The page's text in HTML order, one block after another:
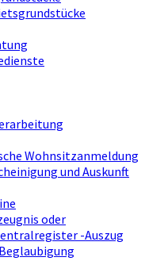
Wohnsitzanmeldung
und Auskunft
oder
-Auszug